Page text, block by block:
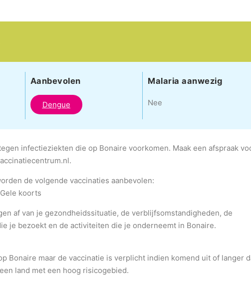
Aanbevolen
Dengue
Malaria aanwezig
Nee
infectieziekten die op Bonaire voorkomen. Maak een afspraak
de volgende vaccinaties aanbevolen:
koorts
af van je gezondheidssituatie, de verblijfsomstandigheden, de
je bezoekt en de activiteiten die je onderneemt in Bonaire.
Bonaire maar de vaccinatie is verplicht indien komend uit of langer
land met een hoog risicogebied.